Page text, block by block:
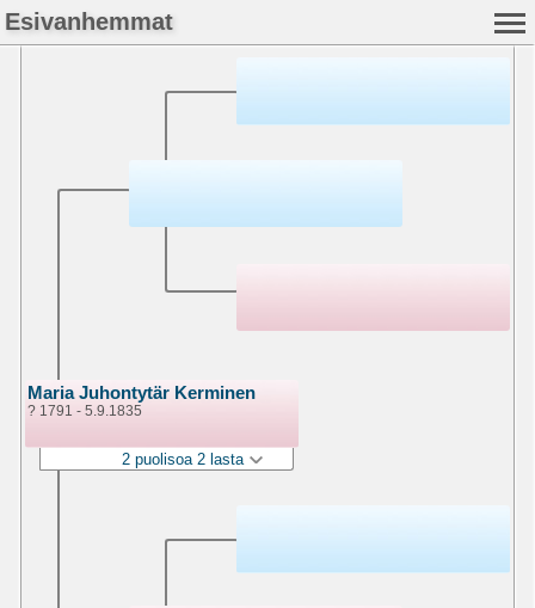
Esivanhemmat
Maria Juhontytär Kerminen
? 1791 - 5.9.1835
2 puolisoa 2 lasta